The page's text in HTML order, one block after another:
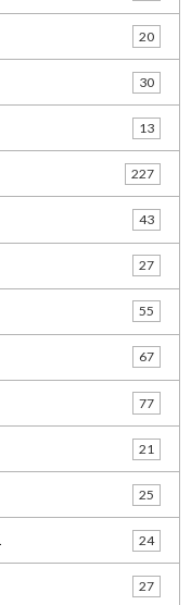
20
30
13
227
43
27
55
67
77
21
25
24
27